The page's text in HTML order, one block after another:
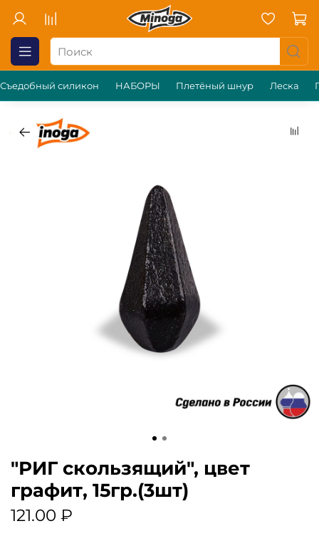
Съедобный силикон НАБОРЫ Плетёный шнур Леска
"РИГ скользящий", цвет
графит, 15гр.(3шт)
121.00 ₽